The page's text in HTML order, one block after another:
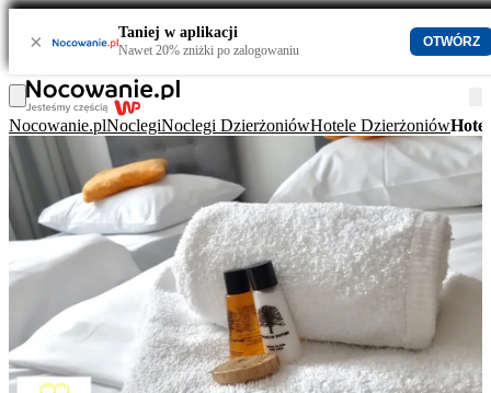
× Taniej w aplikacji
Nawet 20% zniżki po zalogowaniu
OTWÓRZ
Nocowanie.plNoclegiNoclegi DzierżoniówHotele Dzierżoniów